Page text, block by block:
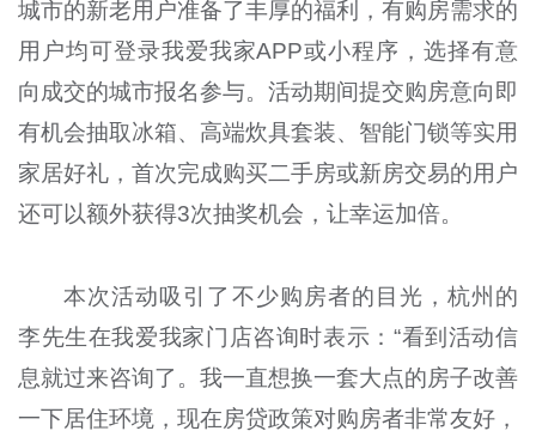
城市的新老用户准备了丰厚的福利，有购房需求的
用户均可登录我爱我家APP或小程序，选择有意
向成交的城市报名参与。活动期间提交购房意向即
有机会抽取冰箱、高端炊具套装、智能门锁等实用
家居好礼，首次完成购买二手房或新房交易的用户
还可以额外获得3次抽奖机会，让幸运加倍。
本次活动吸引了不少购房者的目光，杭州的
李先生在我爱我家门店咨询时表示：“看到活动信
息就过来咨询了。我一直想换一套大点的房子改善
一下居住环境，现在房贷政策对购房者非常友好，